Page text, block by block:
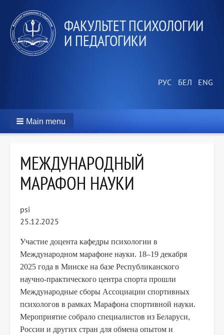
ФАКУЛЬТЕТ ПСИХОЛОГИИ
И ПЕДАГОГИКИ
Main menu
МЕЖДУНАРОДНЫЙ
МАРАФОН НАУКИ
psi
25.12.2025
Участие доцента кафедры психологии в
Международном марафоне науки. 18–19 декабря
2025 года в Минске на базе Республиканского
научно-практического центра спорта прошли
Международные сборы Ассоциации спортивных
психологов в рамках Марафона спортивной науки.
Мероприятие собрало специалистов из Беларуси,
России и других стран для обмена опытом и